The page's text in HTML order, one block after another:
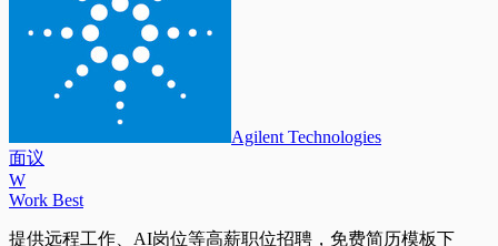
Agilent Technologies
面议
W
Work Best
提供远程工作、AI岗位等高薪职位招聘，免费简历模板下